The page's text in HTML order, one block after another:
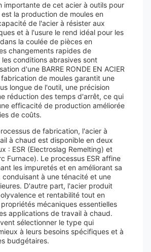
importante de cet acier à outils pour
la production de moules en
de l'acier à résister aux
et à l'usure le rend idéal pour les
la coulée de pièces en
changements rapides de
conditions abrasives sont
d'une BARRE RONDE EN ACIER
de moules garantit une
longue de l'outil, une précision
réduction des temps d'arrêt, ce qui
efficacité de production améliorée
de coûts.
de fabrication, l'acier à
à chaud est disponible en deux
: ESR (Electroslag Remelting) et
Furnace). Le processus ESR affine
les impuretés et en améliorant sa
conduisant à une ténacité et une
D'autre part, l'acier produit
et rentabilité tout en
mécaniques essentielles
applications de travail à chaud.
sélectionner le type qui
à leurs besoins spécifiques et à
budgétaires.